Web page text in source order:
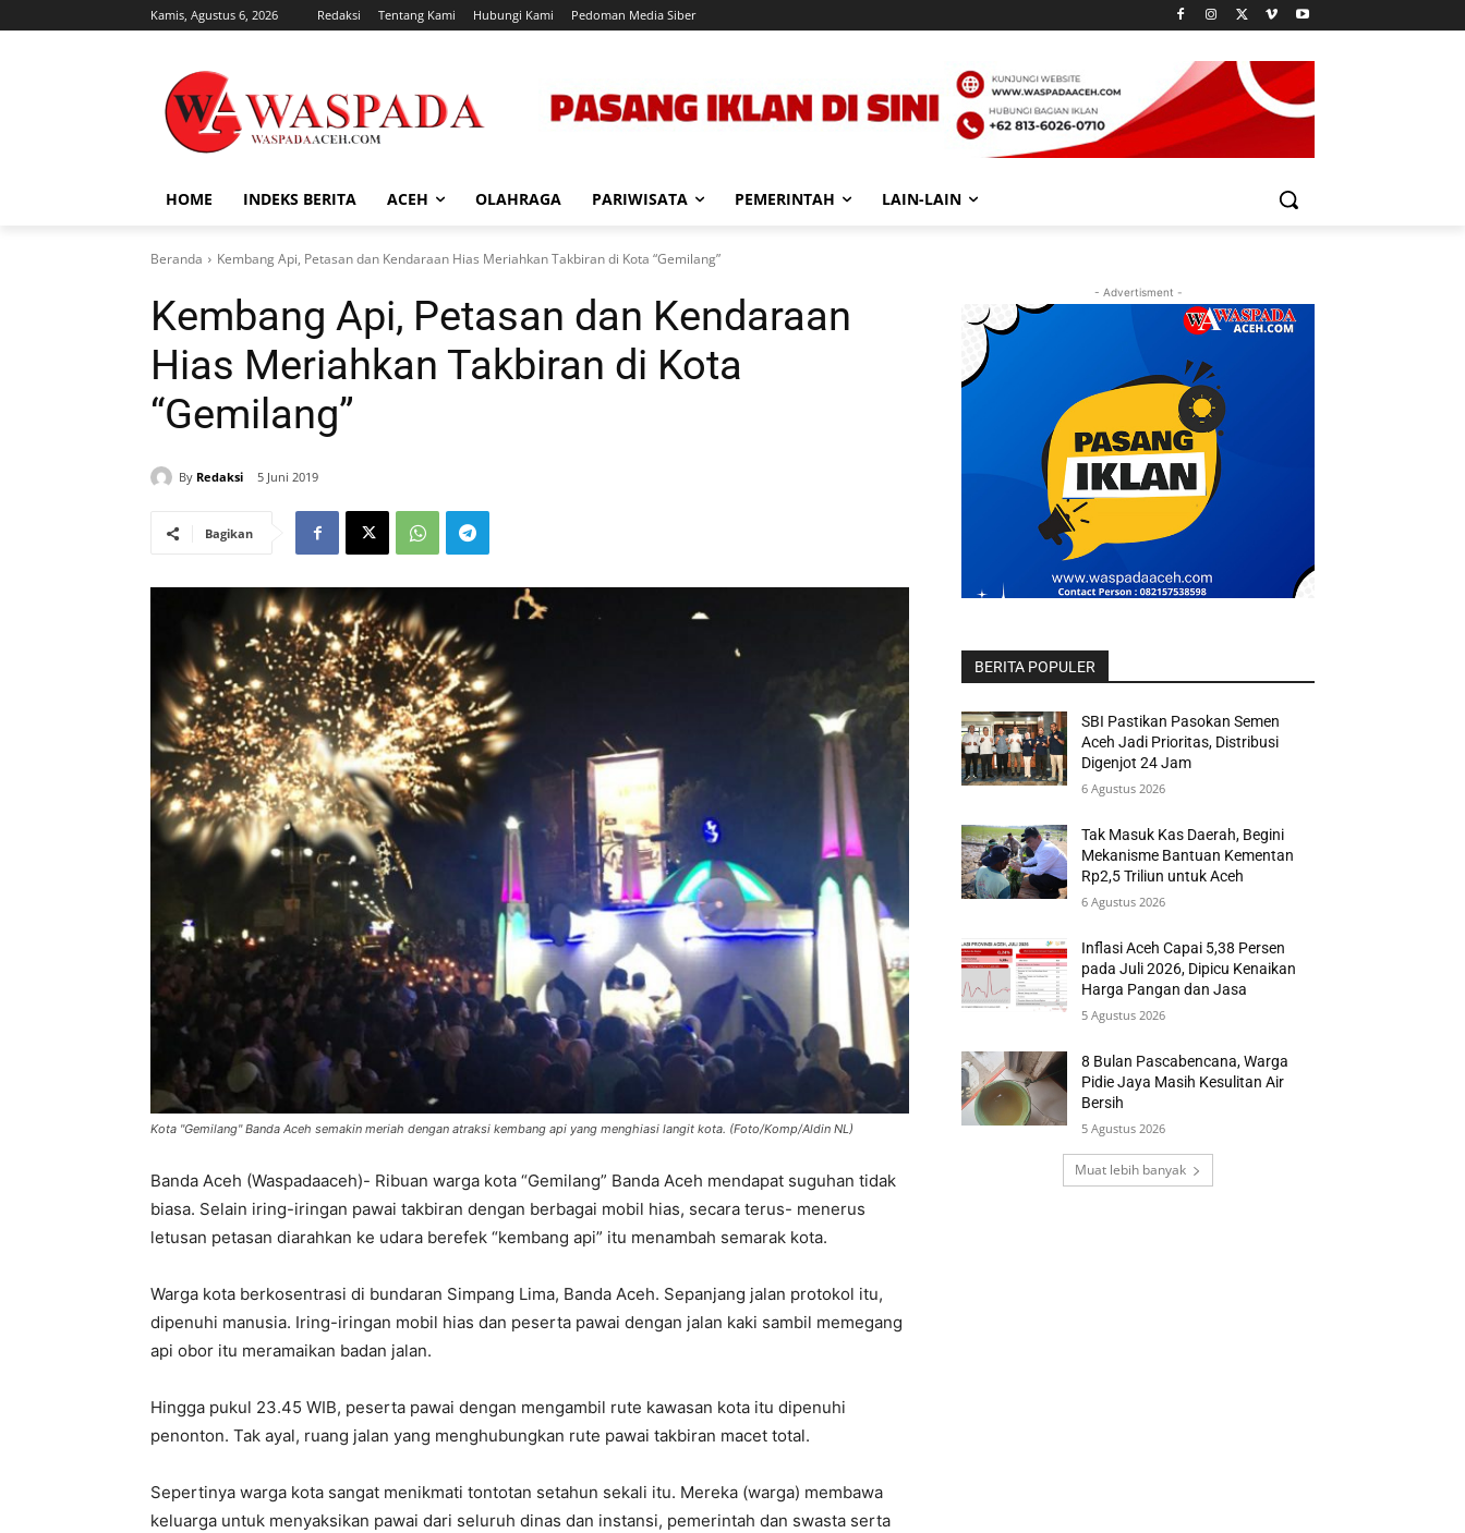
Kamis, Agustus 6, 2026 Redaksi Tentang Kami Hubungi Kami Pedoman Media Siber
HOME INDEKS BERITA ACEH OLAHRAGA PARIWISATA PEMERINTAH LAIN-LAIN
Beranda Kembang Api, Petasan dan Kendaraan Hias Meriahkan Takbiran di Kota “Gemilang”
Kembang Api, Petasan dan Kendaraan
Hias Meriahkan Takbiran di Kota
“Gemilang”
By Redaksi 5 Juni 2019
Bagikan
Kota "Gemilang" Banda Aceh semakin meriah dengan atraksi kembang api yang menghiasi langit kota. (Foto/Komp/Aldin NL)
Banda Aceh (Waspadaaceh)- Ribuan warga kota “Gemilang” Banda Aceh mendapat suguhan tidak
biasa. Selain iring-iringan pawai takbiran dengan berbagai mobil hias, secara terus- menerus
letusan petasan diarahkan ke udara berefek “kembang api” itu menambah semarak kota.
Warga kota berkosentrasi di bundaran Simpang Lima, Banda Aceh. Sepanjang jalan protokol itu,
dipenuhi manusia. Iring-iringan mobil hias dan peserta pawai dengan jalan kaki sambil memegang
api obor itu meramaikan badan jalan.
Hingga pukul 23.45 WIB, peserta pawai dengan mengambil rute kawasan kota itu dipenuhi
penonton. Tak ayal, ruang jalan yang menghubungkan rute pawai takbiran macet total.
Sepertinya warga kota sangat menikmati tontotan setahun sekali itu. Mereka (warga) membawa
keluarga untuk menyaksikan pawai dari seluruh dinas dan instansi, pemerintah dan swasta serta
- Advertisment -
BERITA POPULER
SBI Pastikan Pasokan Semen
Aceh Jadi Prioritas, Distribusi
Digenjot 24 Jam
6 Agustus 2026
Tak Masuk Kas Daerah, Begini
Mekanisme Bantuan Kementan
Rp2,5 Triliun untuk Aceh
6 Agustus 2026
Inflasi Aceh Capai 5,38 Persen
pada Juli 2026, Dipicu Kenaikan
Harga Pangan dan Jasa
5 Agustus 2026
8 Bulan Pascabencana, Warga
Pidie Jaya Masih Kesulitan Air
Bersih
5 Agustus 2026
Muat lebih banyak